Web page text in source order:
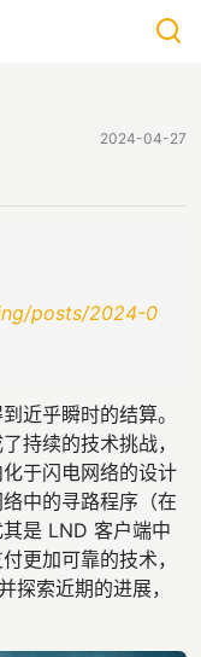
2024-04-27
posts/2024-0
近乎瞬时的结算。
持续的技术挑战，
于闪电网络的设计
中的寻路程序（在
是 LND 客户端中
更加可靠的技术，
探索近期的进展，